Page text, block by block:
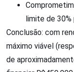
limite de 30%
Conclusão: com
máximo viável
de